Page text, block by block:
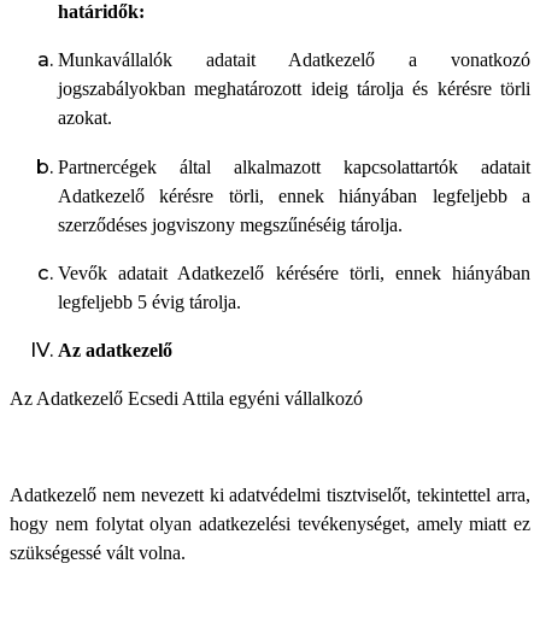
határidők:
Munkavállalók adatait Adatkezelő a vonatkozó
jogszabályokban meghatározott ideig tárolja és kérésre törli
azokat.
Partnercégek által alkalmazott kapcsolattartók adatait
Adatkezelő kérésre törli, ennek hiányában legfeljebb a
szerződéses jogviszony megszűnéséig tárolja.
Vevők adatait Adatkezelő kérésére törli, ennek hiányában
legfeljebb 5 évig tárolja.
Az adatkezelő
Az Adatkezelő Ecsedi Attila egyéni vállalkozó
Adatkezelő nem nevezett ki adatvédelmi tisztviselőt, tekintettel arra,
hogy nem folytat olyan adatkezelési tevékenységet, amely miatt ez
szükségessé vált volna.